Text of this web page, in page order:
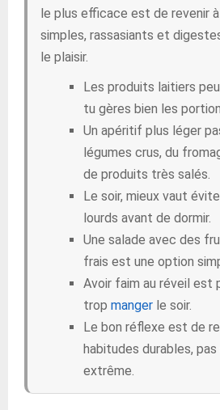
le plus efficace est de revenir
simples, rassasiants et
le plaisir.
Les produits laitiers
tu gères bien les
Un apéritif plus léger
légumes crus, du
de produits très salés.
Le soir, mieux vaut
lourds avant de dormir.
Une salade avec des
frais est une option
Avoir faim au réveil est
trop manger le soir.
Le bon réflexe est de
habitudes durables,
extrême.